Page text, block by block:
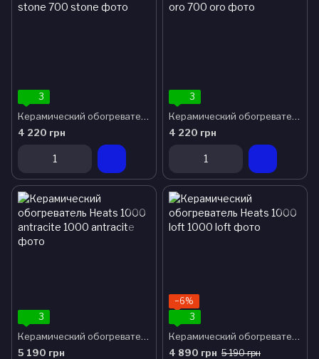
3
Керамический обогреватель Heats 700 stone
4 220 грн
3
Керамический обогреватель Heats 700 oro
4 220 грн
3
Керамический обогреватель Heats 1000 antracite
5 190 грн
−6%
3
Керамический обогреватель Heats 1000 loft
4 890 грн 5 190 грн